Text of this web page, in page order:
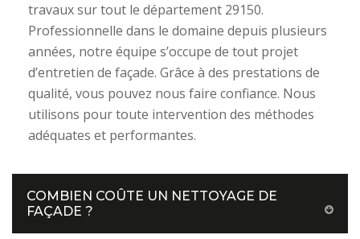
travaux sur tout le département 29150.
Professionnelle dans le domaine depuis plusieurs
années, notre équipe s’occupe de tout projet
d’entretien de façade. Grâce à des prestations de
qualité, vous pouvez nous faire confiance. Nous
utilisons pour toute intervention des méthodes
adéquates et performantes.
COMBIEN COÛTE UN NETTOYAGE DE
FAÇADE ?